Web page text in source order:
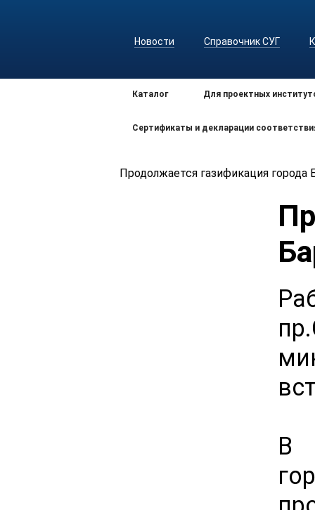
Новости Справочник СУГ
Каталог Для проектных
Сертификаты и декларации
Продолжается газификация города
В